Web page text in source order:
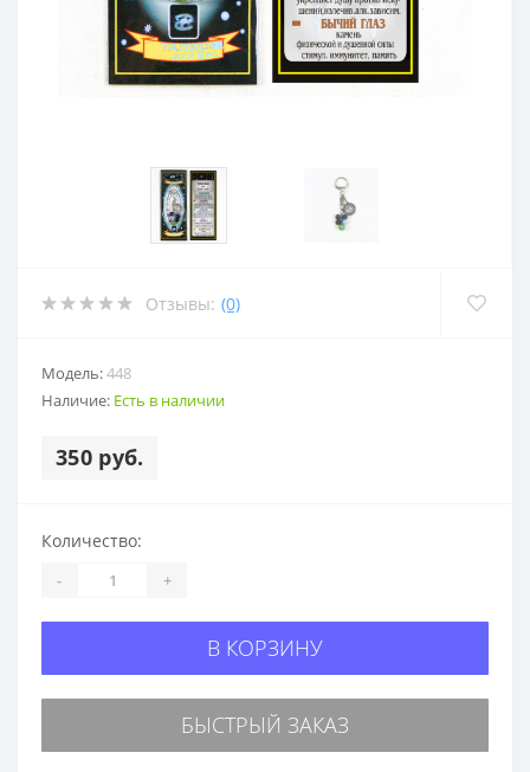
Отзывы: (0)
Модель:448
Наличие: Есть в наличии
350 руб.
Количество:
- +
В КОРЗИНУ
БЫСТРЫЙ ЗАКАЗ